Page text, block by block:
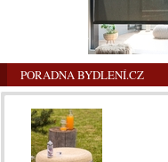
PORADNA BYDLENÍ.CZ